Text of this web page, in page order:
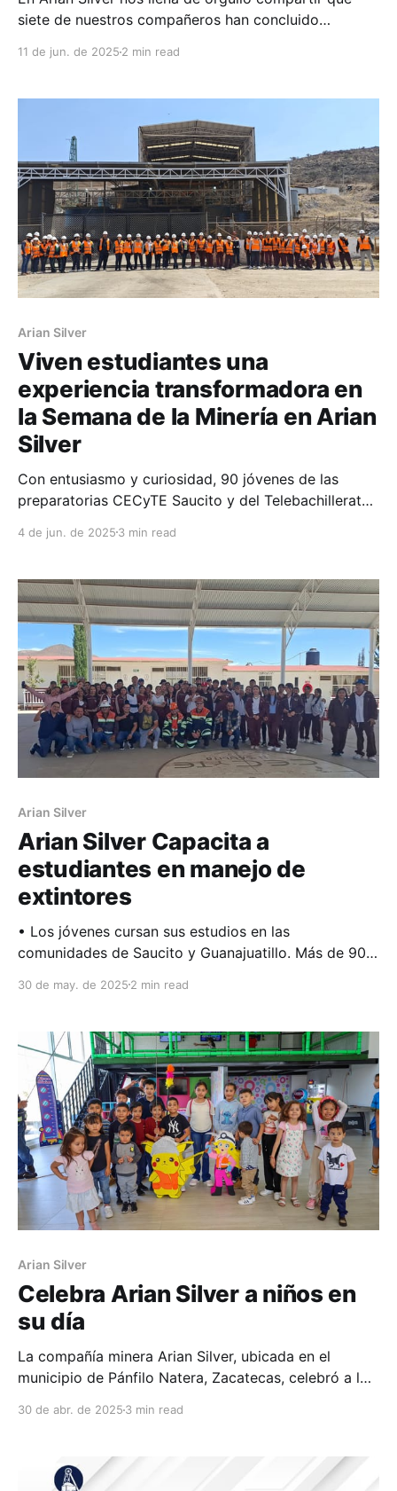
siete de nuestros compañeros han concluido
colaboración con el Instituto Zacatecano de
de Antonio Beltrán Chairez, Francisco Alemán Lira,
11 de jun. de 2025 2 min read
Arian Silver
Viven estudiantes una
experiencia transformadora en
la Semana de la Minería en Arian
Silver
Con entusiasmo y curiosidad, 90 jóvenes de las
preparatorias CECyTE Saucito y del Telebachillerato
inolvidable al sumergirse en el mundo de la minería.
generaciones a esta importante industria, les
permitió explorar de cerca las operaciones diarias,
4 de jun. de 2025 3 min read
Arian Silver
Arian Silver Capacita a
estudiantes en manejo de
extintores
• Los jóvenes cursan sus estudios en las
comunidades de Saucito y Guanajuatillo. Más de 90
del Telebachillerato Comunitario de Guanajuatillo
correcto de extintores, impartida por el
departamento de Seguridad Ocupacional y de
Sustentabilidad de Arian
30 de may. de 2025 2 min read
Arian Silver
Celebra Arian Silver a niños en
su día
La compañía minera Arian Silver, ubicada en el
municipio de Pánfilo Natera, Zacatecas, celebró a los
de sus padres. Para poder asistir a dicho festejo,
30 de abr. de 2025 3 min read